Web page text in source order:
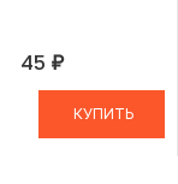
45 руб.В КОРЗИНЕ
КУПИТЬ